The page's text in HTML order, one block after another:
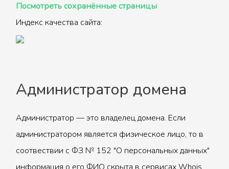
Посмотреть сохранённые страницы
Индекс качества сайта:
Администратор домена
Администратор — это владелец домена. Если
администратором является физическое лицо, то в
соотвествии с ФЗ № 152 "О персональных данных"